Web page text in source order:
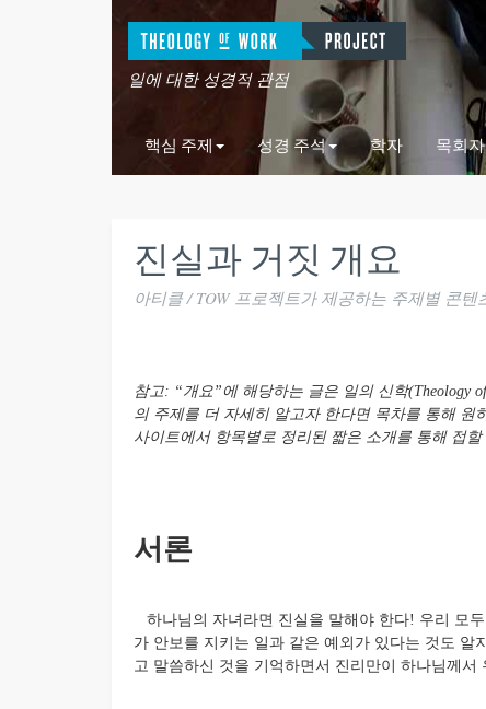
일에 대한 성경적 관점
핵심 주제 성경 주석 학자 목회자
진실과 거짓 개요
아티클 / TOW 프로젝트가 제공하는 주제별 콘텐
참고: “개요”에 해당하는 글은 일의 신학(Theology
의 주제를 더 자세히 알고자 한다면 목차를 통해
사이트에서 항목별로 정리된 짧은 소개를 통해 접할
서론
하나님의 자녀라면 진실을 말해야 한다! 우리 모
가 안보를 지키는 일과 같은 예외가 있다는 것도
고 말씀하신 것을 기억하면서 진리만이 하나님께